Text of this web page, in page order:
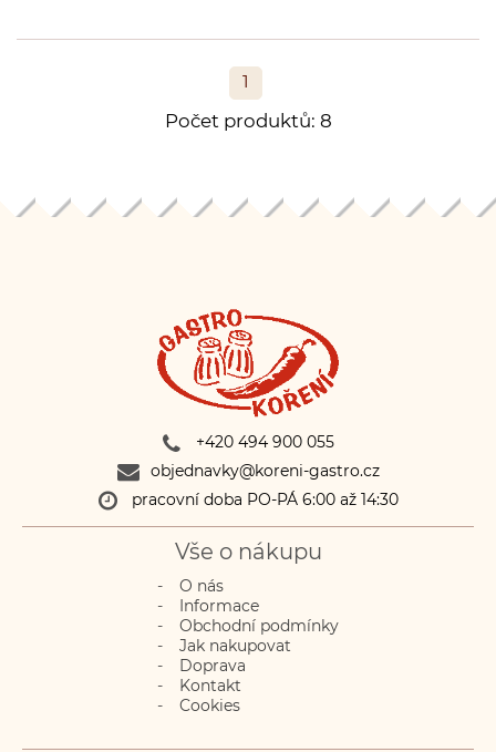
1
Počet produktů: 8
+420 494 900 055
objednavky@koreni-gastro.cz
pracovní doba PO-PÁ 6:00 až 14:30
Vše o nákupu
O nás
Informace
Obchodní podmínky
Jak nakupovat
Doprava
Kontakt
Cookies